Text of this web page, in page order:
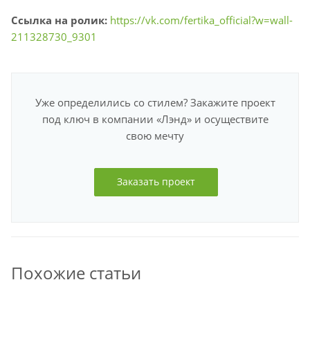
Ссылка на ролик: https://vk.com/fertika_official?w=wall-
211328730_9301
Уже определились со стилем? Закажите проект
под ключ в компании «Лэнд» и осуществите
свою мечту
Заказать проект
Похожие статьи